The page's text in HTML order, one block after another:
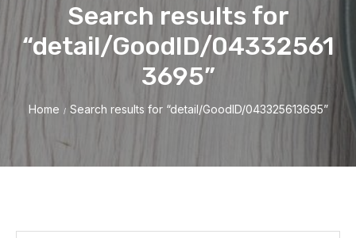
Search results for
“detail/GoodID/04332561
3695”
Home / Search results for “detail/GoodID/043325613695”